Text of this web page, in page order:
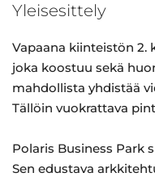
Yleisesittely
Vapaana kiinteistön 2.
joka koostuu sekä
mahdollista yhdistää
Tällöin vuokrattava
Polaris Business Park
Sen edustava